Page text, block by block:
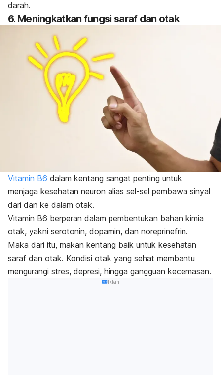
darah.
6. Meningkatkan fungsi saraf dan otak
Vitamin B6 dalam kentang sangat penting untuk
menjaga kesehatan neuron alias sel-sel pembawa sinyal
dari dan ke dalam otak.
Vitamin B6 berperan dalam pembentukan bahan kimia
otak, yakni serotonin, dopamin, dan noreprinefrin.
Maka dari itu, makan kentang baik untuk kesehatan
saraf dan otak. Kondisi otak yang sehat membantu
mengurangi stres, depresi, hingga gangguan kecemasan.
Iklan